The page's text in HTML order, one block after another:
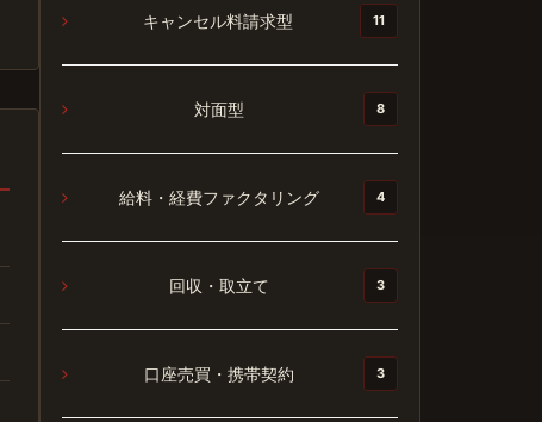
キャンセル料請求型 11
対面型 8
給料・経費ファクタリング 4
回収・取立て 3
口座売買・携帯契約 3